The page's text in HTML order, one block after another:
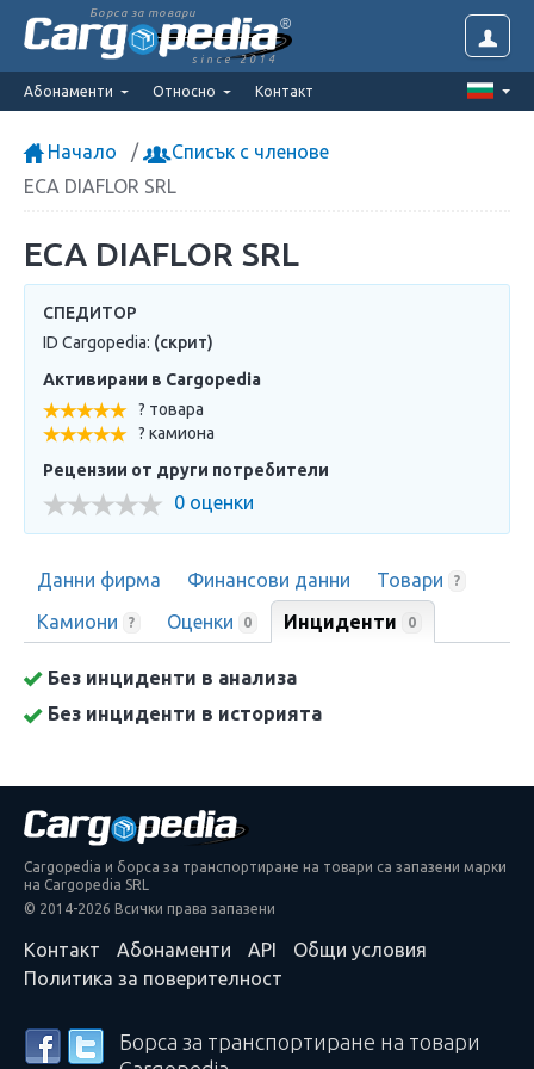
Борса за товари
since 2014
Абонаменти Относно Контакт
Начало
Списък с членове
ECA DIAFLOR SRL
ECA DIAFLOR SRL
СПЕДИТОР
ID Cargopedia: (скрит)
Активирани в Cargopedia
? товара
? камиона
Рецензии от други потребители
0 оценки
Данни фирма Финансови данни Товари ?
Камиони ? Оценки 0 Инциденти 0
Без инциденти в анализа
Без инциденти в историята
Cargopedia и борса за транспортиране на товари са запазени марки
на Cargopedia SRL
© 2014-2026 Всички права запазени
Контакт Абонаменти API
Общи условия
Политика за поверителност
Борса за транспортиране на товари